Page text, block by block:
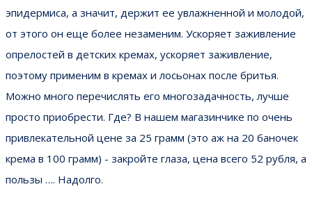
эпидермиса, а значит, держит ее увлажненной и молодой,
от этого он еще более незаменим. Ускоряет заживление
опрелостей в детских кремах, ускоряет заживление,
поэтому применим в кремах и лосьонах после бритья.
Можно много перечислять его многозадачность, лучше
просто приобрести. Где? В нашем магазинчике по очень
привлекательной цене за 25 грамм (это аж на 20 баночек
крема в 100 грамм) - закройте глаза, цена всего 52 рубля, а
пользы …. Надолго.